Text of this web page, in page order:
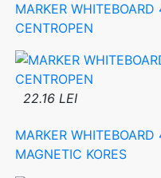
MARKER
CENTROPEN
22.16 LEI
MARKER
MAGNETIC KORES